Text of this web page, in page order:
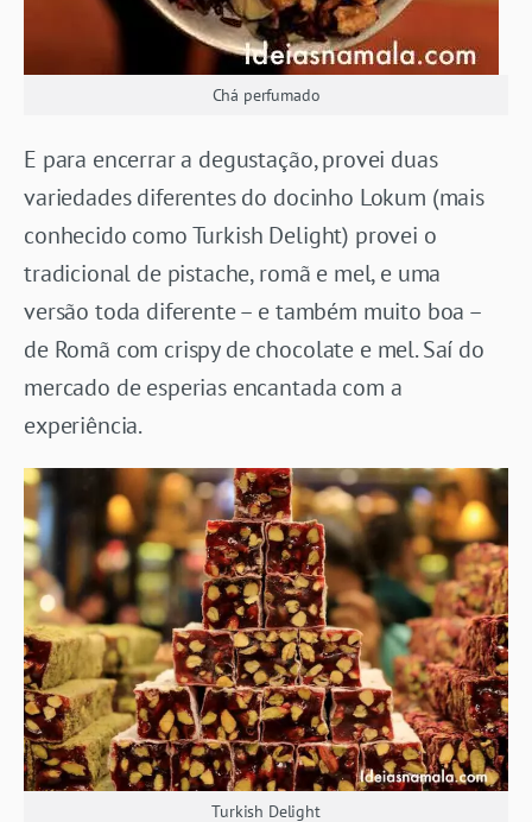
Chá perfumado
E para encerrar a degustação, provei duas
variedades diferentes do docinho Lokum (mais
conhecido como Turkish Delight) provei o
tradicional de pistache, romã e mel, e uma
versão toda diferente – e também muito boa –
de Romã com crispy de chocolate e mel. Saí do
mercado de esperias encantada com a
experiência.
Turkish Delight